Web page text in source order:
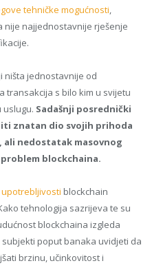
tehničke mogućnosti
nije najjednostavnije rješenje
ništa jednostavnije od
transakcija s bilo kim u svijetu
Sadašnji posrednički
znatan dio svojih prihoda
nedostatak masovnog
blockchaina.
blockchain
tehnologija sazrijeva te su
blockchaina izgleda
poput banaka uvidjeti da
brzinu, učinkovitost i